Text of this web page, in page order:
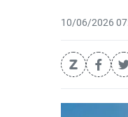
10/06/2026